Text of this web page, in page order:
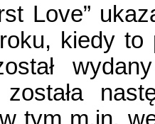
Love”
kiedy to
została
tym m.in.